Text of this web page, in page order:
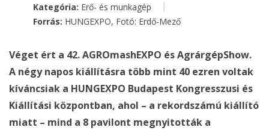
Kategória: Erő- és munkagép
Forrás: HUNGEXPO, Fotó: Erdő-Mező
Véget ért a 42. AGROmashEXPO és AgrárgépShow.
A négy napos kiállításra több mint 40 ezren voltak
kíváncsiak a HUNGEXPO Budapest Kongresszusi és
Kiállítási központban, ahol – a rekordszámú kiállító
miatt – mind a 8 pavilont megnyitották a